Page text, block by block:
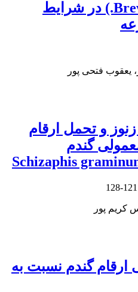
Brevicoryne brassicae L.) در شرایط
یعقوب فتحی پور
و تحمل ارقام
گندم
Schizaphis
121-128
کریم پور
ارقام گندم نسبت به